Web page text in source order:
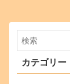
カテゴリー